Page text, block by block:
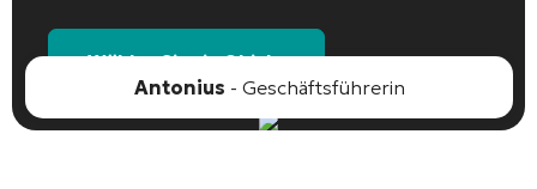
Wählen Sie ein Objekt
Antonius - Geschäftsführerin